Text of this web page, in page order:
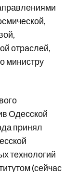
отраслей,
министру
Одесской
принял
технологий
(сейчас